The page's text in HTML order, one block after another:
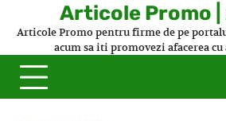
Articole Promo
Articole Promo pentru firme de pe
acum sa iti promovezi afacerea